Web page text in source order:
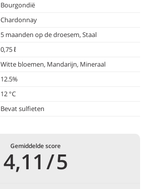
Bourgondië
Chardonnay
5 maanden op de droesem, Staal
0,75 ℓ
Witte bloemen, Mandarijn, Mineraal
12.5%
12 °C
Bevat sulfieten
Gemiddelde score
4,11 /5